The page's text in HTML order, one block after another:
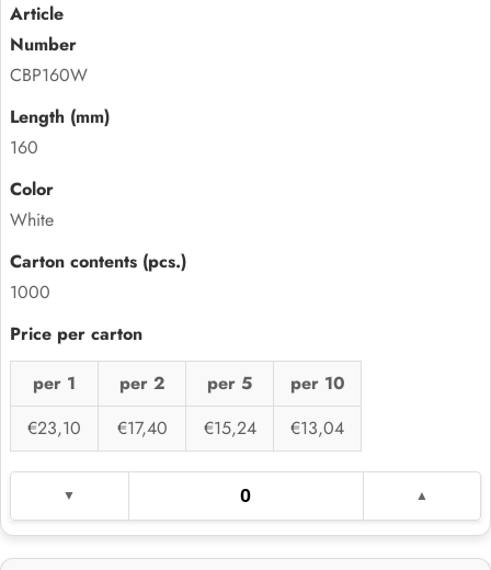
CBP160W
160
White
1000
per 1 per 2 per 5
per 10
€23,10
€17,40 €15,24 €13,04